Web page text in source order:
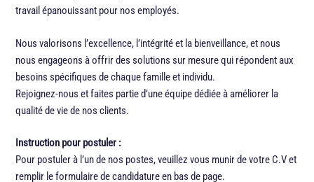
travail épanouissant pour nos employés.
Nous valorisons l’excellence, l’intégrité et la bienveillance, et nous
nous engageons à offrir des solutions sur mesure qui répondent aux
besoins spécifiques de chaque famille et individu.
Rejoignez-nous et faites partie d’une équipe dédiée à améliorer la
qualité de vie de nos clients.
Instruction pour postuler :
Pour postuler à l’un de nos postes, veuillez vous munir de votre C.V et
remplir le formulaire de candidature en bas de page.